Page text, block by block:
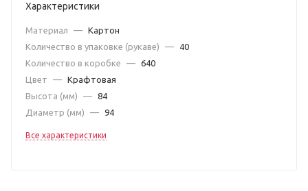
Характеристики
Материал — Картон
Количество в упаковке (рукаве)
—
40
Количество в коробке
— 640
Цвет
— Крафтовая
Высота (мм)
— 84
Диаметр (мм)
— 94
Все характеристики